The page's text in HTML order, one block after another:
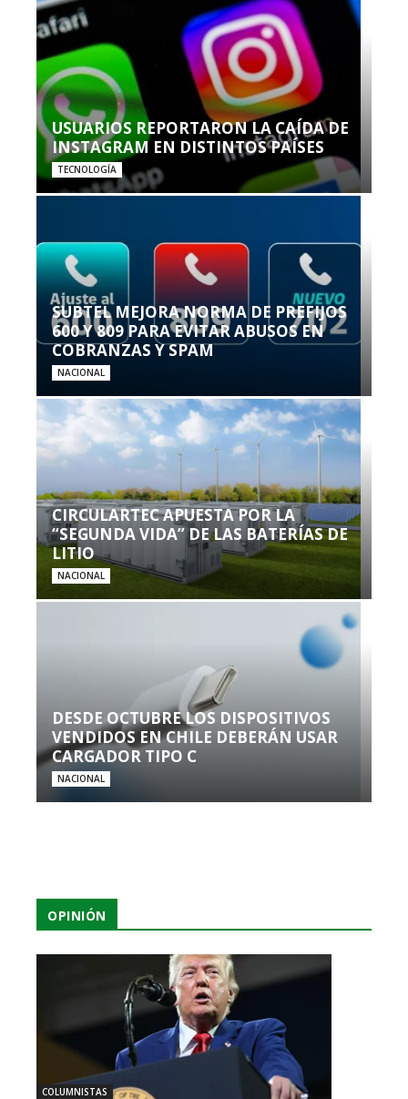
USUARIOS REPORTARON LA CAÍDA DE
INSTAGRAM EN DISTINTOS PAÍSES
TECNOLOGÍA
SUBTEL MEJORA NORMA DE PREFIJOS
600 Y 809 PARA EVITAR ABUSOS EN
COBRANZAS Y SPAM
NACIONAL
CIRCULARTEC APUESTA POR LA
“SEGUNDA VIDA” DE LAS BATERÍAS DE
LITIO
NACIONAL
DESDE OCTUBRE LOS DISPOSITIVOS
VENDIDOS EN CHILE DEBERÁN USAR
CARGADOR TIPO C
NACIONAL
OPINIÓN
COLUMNISTAS